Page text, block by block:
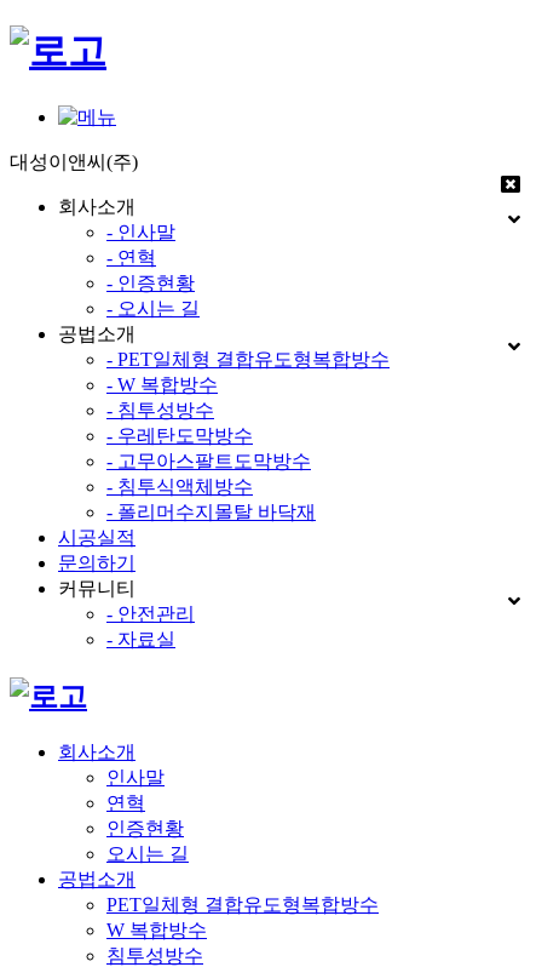
대성이앤씨(주)
회사소개
- 인사말
- 연혁
- 인증현황
- 오시는 길
공법소개
- PET일체형 결합유도형복합방수
- W 복합방수
- 침투성방수
- 우레탄도막방수
- 고무아스팔트도막방수
- 침투식액체방수
- 폴리머수지몰탈 바닥재
시공실적
문의하기
커뮤니티
- 안전관리
- 자료실
회사소개
인사말
연혁
인증현황
오시는 길
공법소개
PET일체형 결합유도형복합방수
W 복합방수
침투성방수